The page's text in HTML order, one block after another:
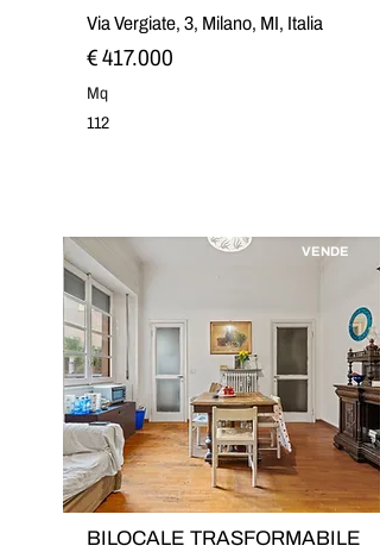
Via Vergiate, 3, Milano, MI, Italia
€ 417.000
Mq
112
VENDE
BILOCALE TRASFORMABILE